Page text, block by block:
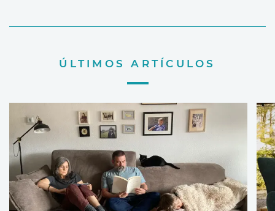
ÚLTIMOS ARTÍCULOS